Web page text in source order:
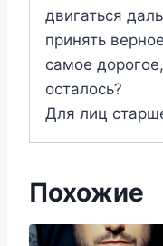
двигаться
принять
самое
осталось?
Для лиц
Похожие